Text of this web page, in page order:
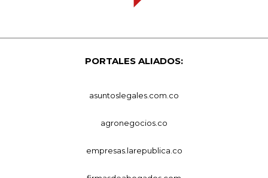
PORTALES ALIADOS:
asuntoslegales.com.co
agronegocios.co
empresas.larepublica.co